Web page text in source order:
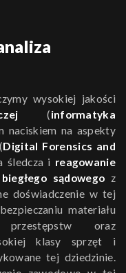
wysokiej jakości
(informatyka
naciskiem na aspekty
(Digital Forensics and
śledcza i reagowanie
biegłego sądowego z
doświadczenie w tej
materiału
oraz
klasy sprzęt i
tej dziedzinie.